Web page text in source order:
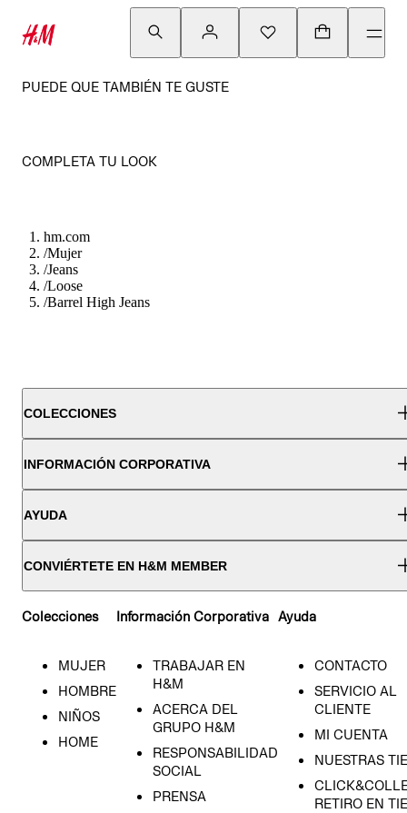
PUEDE QUE TAMBIÉN TE GUSTE
COMPLETA TU LOOK
hm.com
/Mujer
/Jeans
/Loose
/Barrel High Jeans
COLECCIONES
INFORMACIÓN CORPORATIVA
AYUDA
CONVIÉRTETE EN H&M MEMBER
Colecciones
MUJER
HOMBRE
NIÑOS
HOME
Información Corporativa
TRABAJAR EN
H&M
ACERCA DEL
GRUPO H&M
RESPONSABILIDAD
SOCIAL
PRENSA
Ayuda
CONTACTO
SERVICIO AL
CLIENTE
MI CUENTA
NUESTRAS
RETIRO EN